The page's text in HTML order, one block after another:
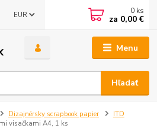
Menu
EUR
Hľadať
0 ks
za 0,00 €
Dizajnérsky scrapbook papier
ITD
visačkami A4, 1 ks